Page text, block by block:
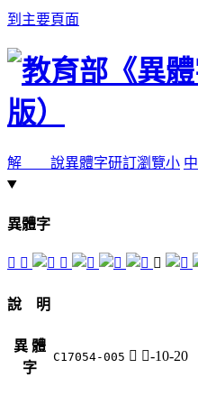
到主要頁面
解 說異體字研訂瀏覽小 中
異體字
𢐨 𢐺 𤑵 𩱈
說 明
異 體
字
C17054-005 𩱈 鬲-10-20